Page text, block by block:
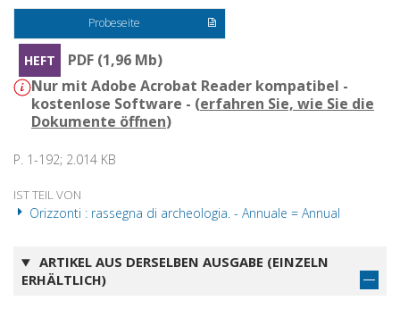
Probeseite
HEFT
PDF (1,96 Mb)
Nur mit Adobe Acrobat Reader kompatibel -
kostenlose Software - (erfahren Sie, wie Sie die
Dokumente öffnen)
P. 1-192; 2.014 KB
IST TEIL VON
Orizzonti : rassegna di archeologia. - Annuale = Annual
ARTIKEL AUS DERSELBEN AUSGABE (EINZELN
ERHÄLTLICH)